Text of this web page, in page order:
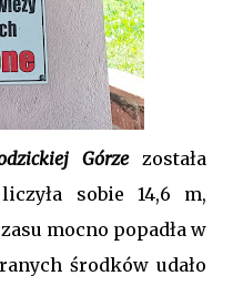
Górze została
sobie 14,6 m,
mocno popadła w
środków udało